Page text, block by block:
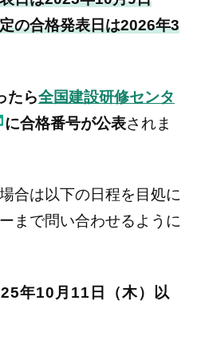
の合格発表日は2026年3
たら全国建設研修センタ
に合格番号が公表されま
合は以下の日程を目処に
まで問い合わせるように
年10月11日（木）以